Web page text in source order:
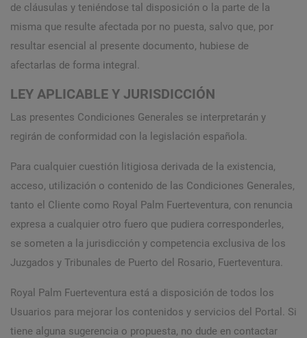
de cláusulas y teniéndose tal disposición o la parte de la
misma que resulte afectada por no puesta, salvo que, por
resultar esencial al presente documento, hubiese de
afectarlas de forma integral.
LEY APLICABLE Y JURISDICCIÓN
Las presentes Condiciones Generales se interpretarán y
regirán de conformidad con la legislación española.
Para cualquier cuestión litigiosa derivada de la existencia,
acceso, utilización o contenido de las Condiciones Generales,
tanto el Cliente como Royal Palm Fuerteventura, con renuncia
expresa a cualquier otro fuero que pudiera corresponderles,
se someten a la jurisdicción y competencia exclusiva de los
Juzgados y Tribunales de Puerto del Rosario, Fuerteventura.
Royal Palm Fuerteventura está a disposición de todos los
Usuarios para mejorar los contenidos y servicios del Portal. Si
tiene alguna sugerencia o propuesta, no dude en contactar